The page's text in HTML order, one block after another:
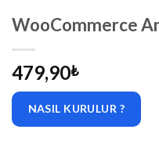
WooCommerce
479,90₺
NASIL KURULUR ?